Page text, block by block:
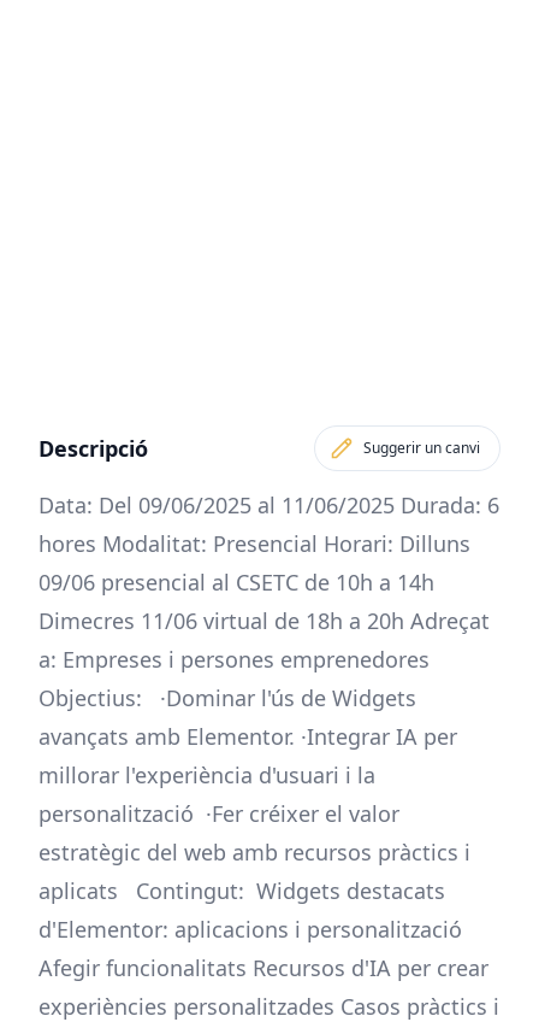
Descripció Suggerir un canvi
Data: Del 09/06/2025 al 11/06/2025 Durada: 6
hores Modalitat: Presencial Horari: Dilluns
09/06 presencial al CSETC de 10h a 14h
Dimecres 11/06 virtual de 18h a 20h Adreçat
a: Empreses i persones emprenedores
Objectius: ·Dominar l'ús de Widgets
avançats amb Elementor. ·Integrar IA per
millorar l'experiència d'usuari i la
personalització ·Fer créixer el valor
estratègic del web amb recursos pràctics i
aplicats Contingut: Widgets destacats
d'Elementor: aplicacions i personalització
Afegir funcionalitats Recursos d'IA per crear
experiències personalitzades Casos pràctics i